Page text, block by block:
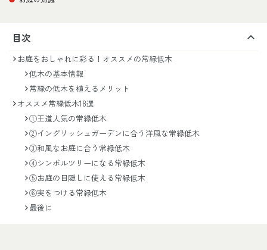
目次
お庭をおしゃれに彩る！オススメの常緑低木
低木の基本情報
常緑の低木を植えるメリット
オススメ常緑低木18選
①王道人気の常緑低木
②イングリッシュガーデンに合う洋風な常緑低木
③和風なお庭に合う常緑低木
④シンボルツリーになる常緑低木
⑤お庭の目隠しに使える常緑低木
⑥実をつける常緑低木
最後に